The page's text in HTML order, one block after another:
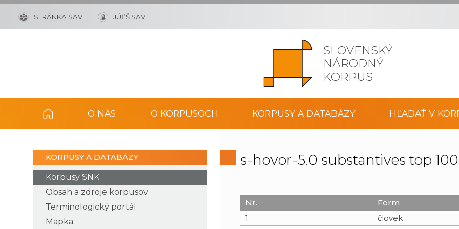
SLOVENSKÝ
NÁRODNÝ
KORPUS
STRÁNKA SAV JÚĽŠ SAV
O NÁS O KORPUSOCH KORPUSY A DATABÁZY HĽADAŤ V
KORPUSY A DATABÁZY
Korpusy SNK
Obsah a zdroje korpusov
Terminologický portál
Mapka
s-hovor-5.0 substantives top
Nr. Form
1
človek